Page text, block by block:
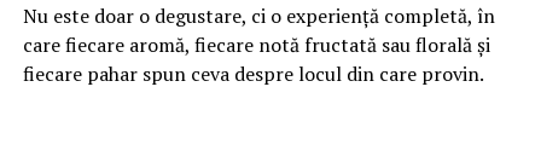
Nu este doar o degustare, ci o experiență completă, în
care fiecare aromă, fiecare notă fructată sau florală și
fiecare pahar spun ceva despre locul din care provin.